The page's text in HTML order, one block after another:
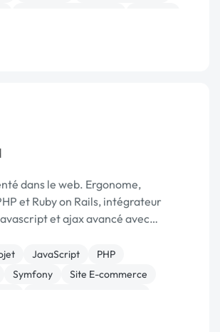
dans le web. Ergonome,
et Ruby on Rails, intégrateur
et ajax avancé avec
agences et startups à la pointe.
JavaScript
PHP
Symfony
Site E-commerce
spécifique